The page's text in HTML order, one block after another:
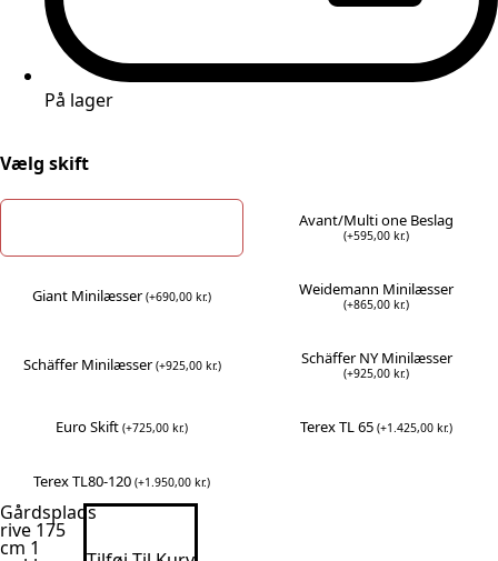
På lager
Vælg skift
Avant/Multi one Beslag
(+595,00 kr.)
Giant Minilæsser(+690,00 kr.) Weidemann Minilæsser
(+865,00 kr.)
Schäffer Minilæsser(+925,00 kr.) Schäffer NY Minilæsser
(+925,00 kr.)
Euro Skift (+725,00 kr.) Terex TL 65 (+1.425,00 kr.)
Terex TL80-120 (+1.950,00 kr.)
Gårdsplads
rive 175
cm 1